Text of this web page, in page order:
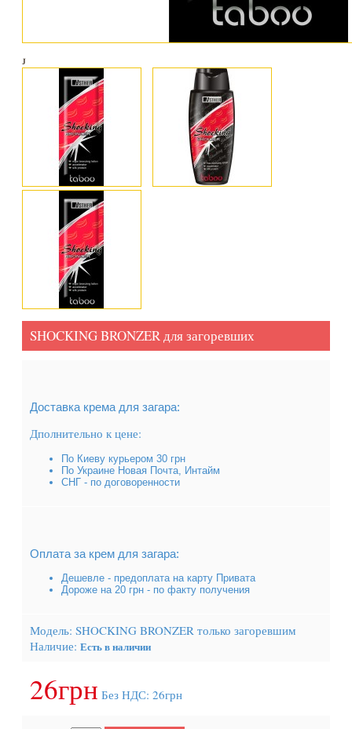
SHOCKING BRONZER для загоревших
Доставка крема для загара:
Дполнительно к цене:
По Киеву курьером 30 грн
По Украине Новая Почта, Интайм
СНГ - по договоренности
Оплата за крем для загара:
Дешевле - предоплата на карту Привата
Дороже на 20 грн - по факту получения
Модель: SHOCKING BRONZER только загоревшим
Наличие: Есть в наличии
26грн Без НДС: 26грн